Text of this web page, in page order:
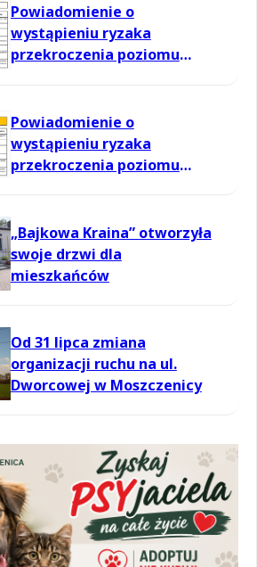
Powiadomienie o
wystąpieniu ryzaka
przekroczenia poziomu
Powiadomienie o
wystąpieniu ryzaka
przekroczenia poziomu
„Bajkowa Kraina” otworzyła
swoje drzwi dla
mieszkańców
Od 31 lipca zmiana
organizacji ruchu na ul.
Dworcowej w Moszczenicy